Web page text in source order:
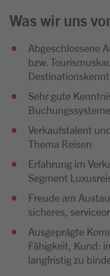
Was wir uns
Abgeschlossene
bzw.
Sehr gute
Verkaufstalent
Thema Reisen
Erfahrung im
Segment
Freude am
sicheres,
Ausgeprägte
Fähigkeit, Kund:
langfristig zu